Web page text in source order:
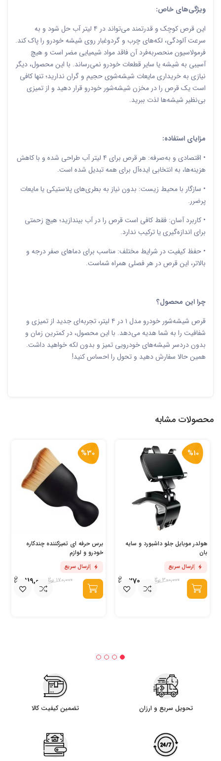
ویژگی‌های خاص:
این قرص کوچک و قدرتمند می‌تواند در ۴ لیتر آب حل شود و به
سرعت آلودگی، لکه‌های چرب و گردوغبار روی شیشه خودرو را پاک کند.
فرمولاسیون منحصر‌به‌فرد آن فاقد مواد شیمیایی مضر است و هیچ
آسیبی به شیشه یا سایر قطعات خودرو نمی‌رساند. با این محصول، دیگر
نیازی به خریداری مایعات شیشه‌شوی حجیم و گران ندارید؛ تنها کافی
است یک قرص را در مخزن شیشه‌شور خودرو قرار دهید و از تمیزی
بی‌نظیر شیشه‌ها لذت ببرید.
مزایای استفاده:
• اقتصادی و به‌صرفه: هر قرص برای ۴ لیتر آب طراحی شده و با کاهش
هزینه‌ها، به انتخابی ایده‌آل برای همه تبدیل شده است.
• سازگار با محیط زیست: بدون نیاز به بطری‌های پلاستیکی یا مایعات
پرضرر.
• کاربرد آسان: فقط کافی است قرص را در آب بیندازید؛ هیچ زحمتی
برای اندازه‌گیری یا ترکیب ندارد.
• حفظ کیفیت در شرایط مختلف: مناسب برای دماهای صفر درجه و
بالاتر، این قرص در هر فصلی همراه شماست.
چرا این محصول؟
قرص شیشه‌شور خودرو مدل ۱ در ۴ لیتر، تجربه‌ای جدید از تمیزی و
شفافیت را به شما هدیه می‌دهد. با این محصول، در کمترین زمان و
بدون دردسر شیشه‌های خودرویی تمیز و بدون لکه خواهید داشت.
همین حالا سفارش دهید و تحول را احساس کنید!
محصولات مشابه
%10
هولدر موبایل جلو داشبورد و سایه
بان
ارسال سریع
300,000
270,000
%30
برس حرفه ای تمیزکننده چندکاره
خودرو و لوازم
ارسال سریع
170,000
119,000
تحویل سریع و ارزان تضمین کیفیت کالا